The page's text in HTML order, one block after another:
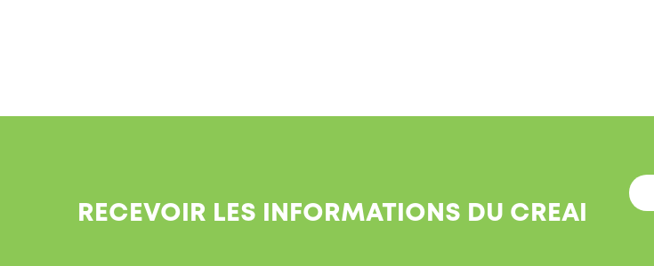
RECEVOIR LES INFORMATIONS DU CREAI
E-